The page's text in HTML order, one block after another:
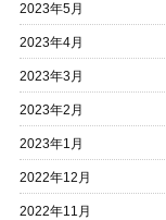
2023年5月
2023年4月
2023年3月
2023年2月
2023年1月
2022年12月
2022年11月